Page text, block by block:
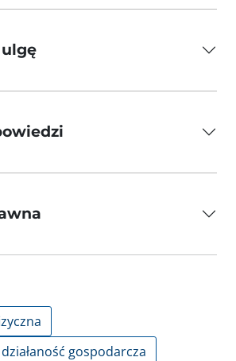
gospodarcza